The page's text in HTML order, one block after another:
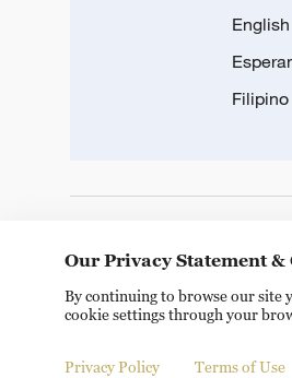
English
Filipino
Copyright © 2024 CGTN. 京
Our Privacy Statement &
By continuing to browse our site
cookie settings through your
Privacy Policy Terms of Use